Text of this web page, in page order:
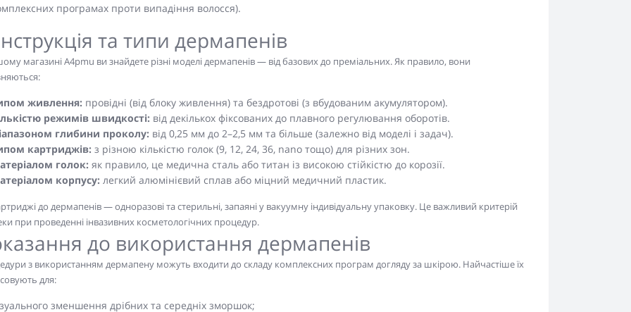
програмах проти випадіння волосся).
та типи дермапенів
магазині A4pmu ви знайдете різні моделі дермапенів — від базових до преміальних. Як правило, вони
живлення: провідні (від блоку живлення) та бездротові (з вбудованим акумулятором).
режимів швидкості: від декількох фіксованих до плавного регулювання оборотів.
глибини проколу: від 0,25 мм до 2–2,5 мм та більше (залежно від моделі і задач).
картриджів: з різною кількістю голок (9, 12, 24, 36, nano тощо) для різних зон.
голок: як правило, це медична сталь або титан із високою стійкістю до корозії.
корпусу: легкий алюмінієвий сплав або міцний медичний пластик.
до дермапенів — одноразові та стерильні, запаяні у вакуумну індивідуальну упаковку. Це важливий критерій
при проведенні інвазивних косметологічних процедур.
до використання дермапенів
з використанням дермапену можуть входити до складу комплексних програм догляду за шкірою. Найчастіше їх
для:
зменшення дрібних та середніх зморшок;